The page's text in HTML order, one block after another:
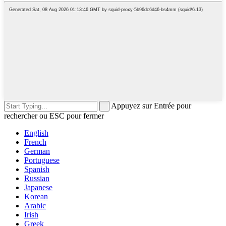
Appuyez sur Entrée pour
rechercher ou ESC pour fermer
English
French
German
Portuguese
Spanish
Russian
Japanese
Korean
Arabic
Irish
Greek